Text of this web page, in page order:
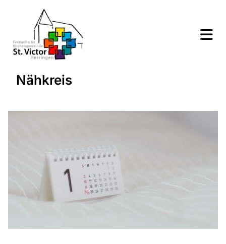
Nähkreis